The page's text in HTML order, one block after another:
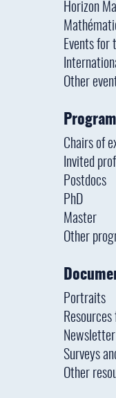
Horizon
Events for
Other
Chairs of
Invited
Postdocs
PhD
Master
Other
Portraits
Surveys
Other